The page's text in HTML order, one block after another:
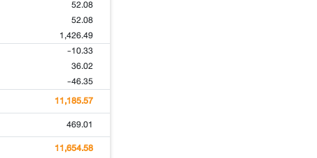
52.08
52.08
1,426.49
-10.33
36.02
-46.35
11,185.57
469.01
11,654.58